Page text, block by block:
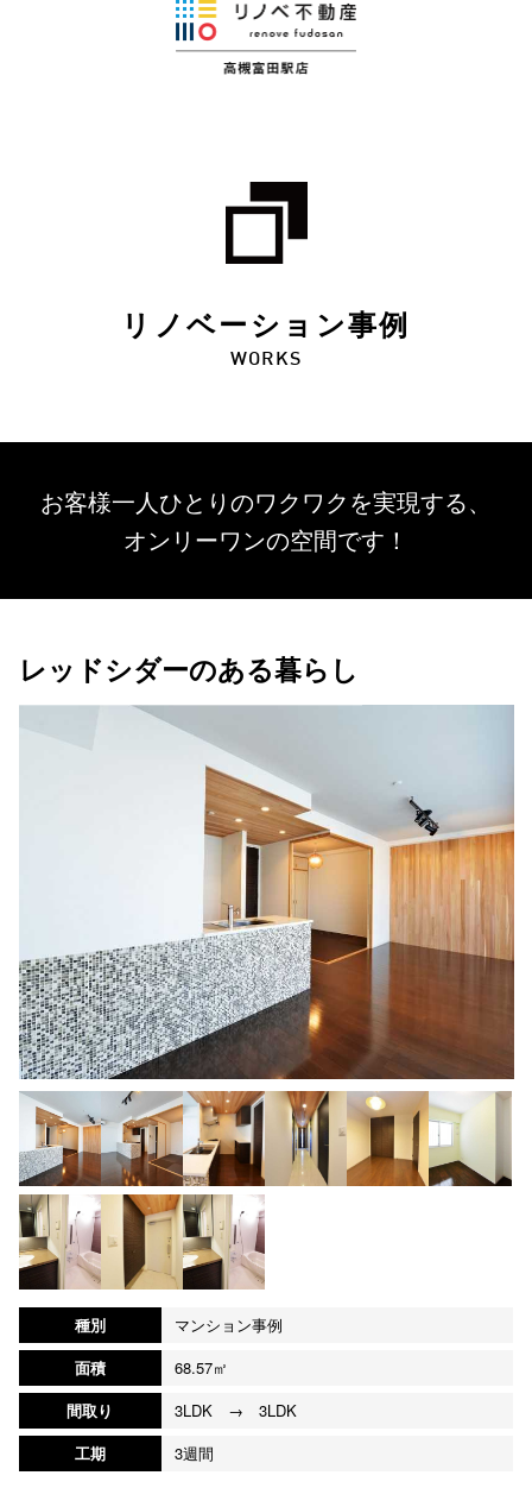
リノベーション事例
WORKS
お客様一人ひとりのワクワクを実現する、
オンリーワンの空間です！
レッドシダーのある暮らし
種別
マンション事例
面積
68.57㎡
間取り
3LDK → 3LDK
工期
3週間